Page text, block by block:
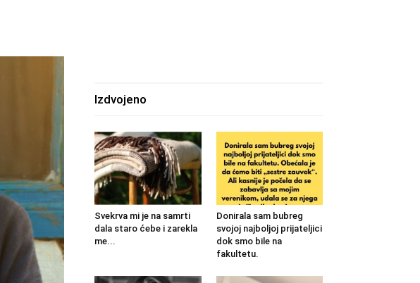
Izdvojeno
Svekrva mi je na samrti
dala staro ćebe i zarekla
me...
Donirala sam bubreg
svojoj najboljoj prijateljici
dok smo bile na
fakultetu.